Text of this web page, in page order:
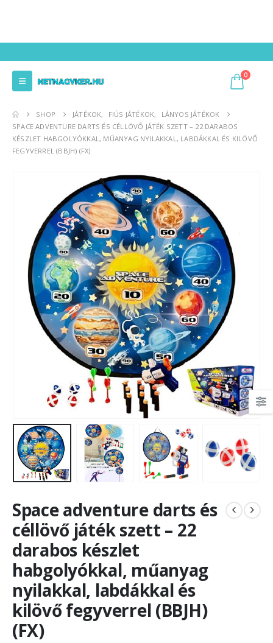
0
SHOP JÁTÉKOK, FIÚS JÁTÉKOK,
LÁNYOS JÁTÉKOK
SPACE ADVENTURE DARTS ÉS CÉLLÖVŐ JÁTÉK SZETT – 22 DARABOS
KÉSZLET HABGOLYÓKKAL, MŰANYAG NYILAKKAL, LABDÁKKAL ÉS KILÖVŐ
FEGYVERREL (BBJH) (FX)
Space adventure darts és
céllövő játék szett – 22
darabos készlet
habgolyókkal, műanyag
nyilakkal, labdákkal és
kilövő fegyverrel (BBJH)
(FX)